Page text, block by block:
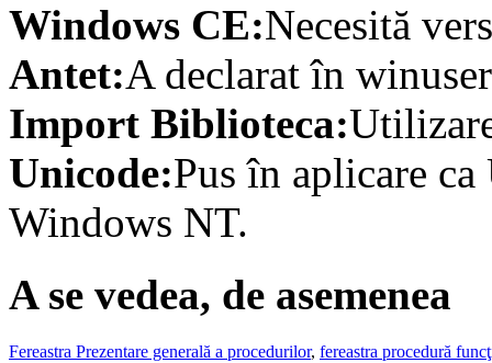
Windows CE:Necesită
Antet:A declarat în
Import Biblioteca:
Unicode:Pus în aplicare
Windows NT.
A se vedea, de asemenea
Fereastra Prezentare generală a procedurilor, fereastra procedură